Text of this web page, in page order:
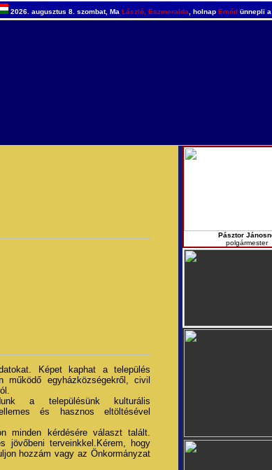
2026. augusztus 8. szombat, Ma László, Eszmeralda , holnap Emőd ünnepli
Képet kaphat a település
működő egyházközségekről, civil
a településünk kulturális
és hasznos eltöltésével
minden kérdésére választ talált.
jövőbeni terveinkkel.Kérem, hogy
hozzám vagy az Önkormányzat
Pásztor
polgármester